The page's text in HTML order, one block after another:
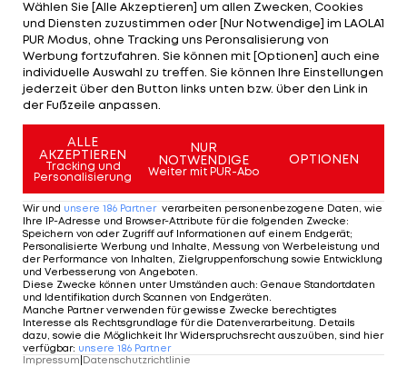
Es war der erste Major-Titel der damals 17-
jährigen Russin. Die mittlerweile 26-Jährige hält
bei - vergleichsweise - nur vier Grand-Slam-Titeln,
hat aber doch schon jedes der vier Majors
gewonnen.
Der letzte ihr fehlende Triumph gelang ihr vor
einem Jahr in Paris, gegen Williams geht es also an
die Titelverteidigung.
Williams im Head-2-Head voran
Im Head-to-Head mit Williams sieht es allerdings
gar nicht gut für die weltweit reichste Sportlerin
aus, liegt sie doch 2:13 zurück.
Wählen Sie [Alle Akzeptieren] um allen Zwecken, Cookies
und Diensten zuzustimmen oder [Nur Notwendige] im LAOLA1
PUR Modus, ohne Tracking uns Peronsalisierung von
Werbung fortzufahren. Sie können mit [Optionen] auch eine
individuelle Auswahl zu treffen. Sie können Ihre Einstellungen
jederzeit über den Button links unten bzw. über den Link in
der Fußzeile anpassen.
ALLE
AKZEPTIEREN
Tracking und
Personalisierung
NUR
NOTWENDIGE
Weiter mit PUR-Abo
OPTIONEN
Wir und unsere 186 Partner verarbeiten personenbezogene Daten, wie
Ihre IP-Adresse und Browser-Attribute für die folgenden Zwecke:
Speichern von oder Zugriff auf Informationen auf einem Endgerät;
Personalisierte Werbung und Inhalte, Messung von Werbeleistung und
der Performance von Inhalten, Zielgruppenforschung sowie Entwicklung
und Verbesserung von Angeboten
Diese Zwecke können unter Umständen auch: Genaue Standortdaten
und Identifikation durch Scannen von Endgeräten
Manche Partner verwenden für gewisse Zwecke berechtigtes
Interesse als Rechtsgrundlage für die Datenverarbeitung. Details
dazu, sowie die Möglichkeit Ihr Widerspruchsrecht auszuüben, sind hier
verfügbar: unsere 186 Partner
Impressum|Datenschutzrichtlinie